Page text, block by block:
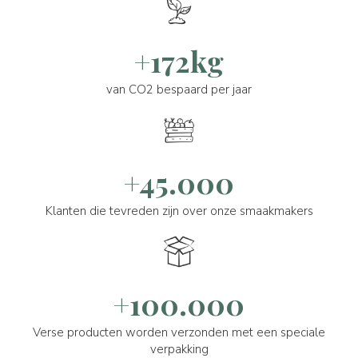
+172kg
van CO2 bespaard per jaar
+45.000
Klanten die tevreden zijn over onze smaakmakers
+100.000
Verse producten worden verzonden met een speciale
verpakking